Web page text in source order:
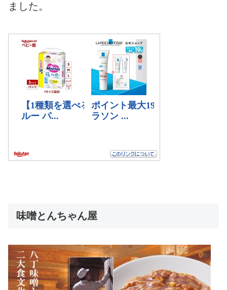
ました。
味噌とんちゃん屋